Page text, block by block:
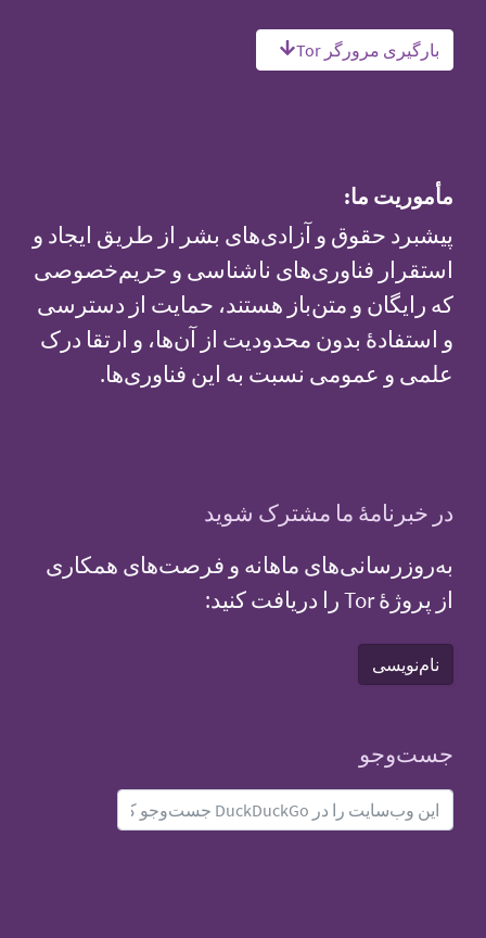
بارگیری مرورگر Tor
مأموریت ما:
پیشبرد حقوق و آزادی‌های بشر از طریق ایجاد و
استقرار فناوری‌های ناشناسی و حریم‌خصوصی
که رایگان و متن‌باز هستند، حمایت از دسترسی
و استفادهٔ بدون محدودیت از آن‌ها، و ارتقا درک
علمی و عمومی نسبت به این فناوری‌ها.
در خبرنامهٔ ما مشترک شوید
به‌روزرسانی‌های ماهانه و فرصت‌های همکاری
از پروژهٔ Tor را دریافت کنید:
نام‌نویسی
جست‌و‌جو